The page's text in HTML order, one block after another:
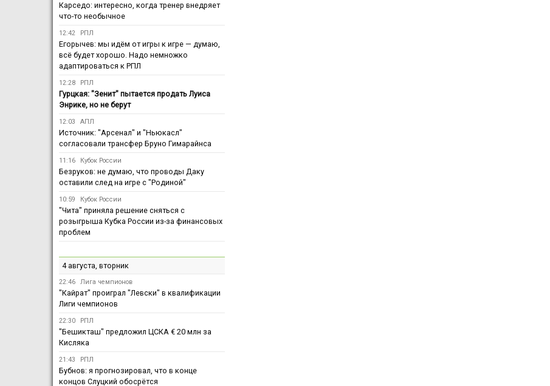
Карседо: интересно, когда тренер внедряет
что-то необычное
12:42 РПЛ
Егорычев: мы идём от игры к игре — думаю,
всё будет хорошо. Надо немножко
адаптироваться к РПЛ
12:28 РПЛ
Гурцкая: "Зенит" пытается продать Луиса
Энрике, но не берут
12:03 АПЛ
Источник: "Арсенал" и "Ньюкасл"
согласовали трансфер Бруно Гимарайнса
11:16 Кубок России
Безруков: не думаю, что проводы Даку
оставили след на игре с "Родиной"
10:59 Кубок России
"Чита" приняла решение сняться с
розыгрыша Кубка России из-за финансовых
проблем
4 августа, вторник
22:46 Лига чемпионов
"Кайрат" проиграл "Левски" в квалификации
Лиги чемпионов
22:30 РПЛ
"Бешикташ" предложил ЦСКА € 20 млн за
Кисляка
21:43 РПЛ
Бубнов: я прогнозировал, что в конце
концов Слуцкий обосрётся